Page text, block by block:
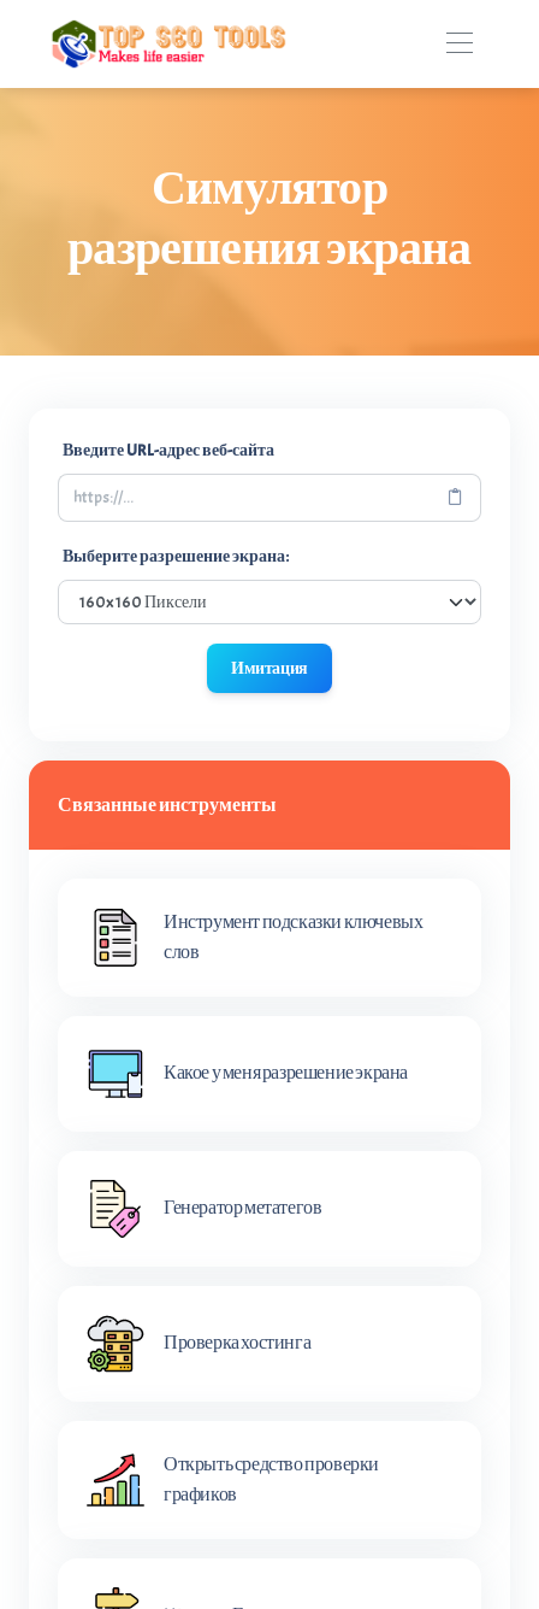
Симулятор
разрешения экрана
Введите URL-адрес веб-сайта
Выберите разрешение экрана:
Имитация
Связанные инструменты
Инструмент подсказки ключевых
слов
Какое у меня разрешение экрана
Генератор метатегов
Проверка хостинга
Открыть средство проверки
графиков